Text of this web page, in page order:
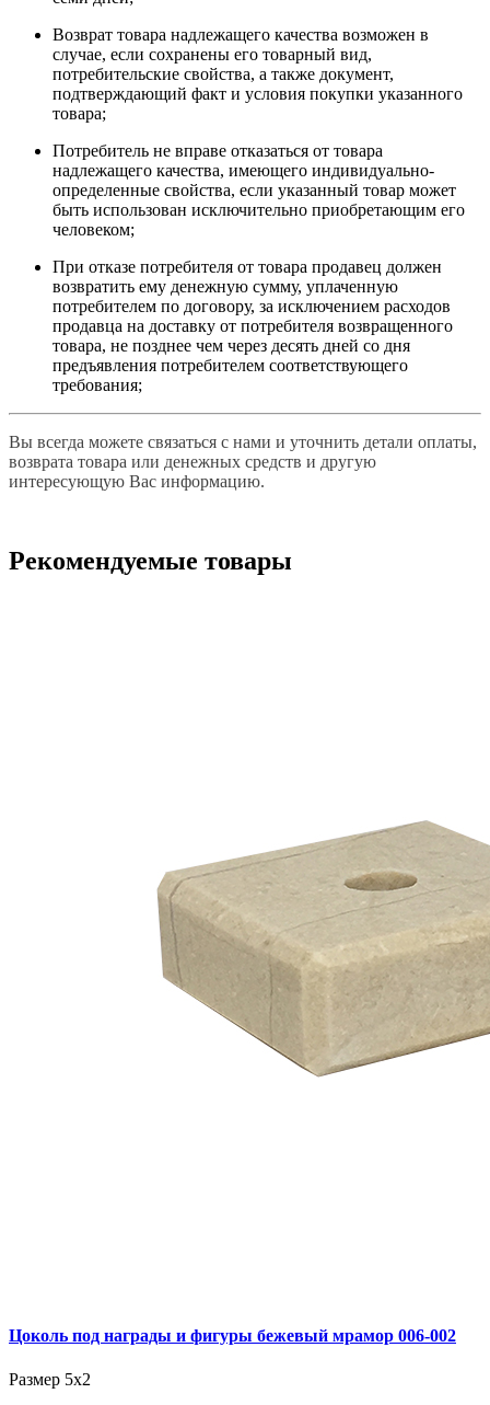
Возврат товара надлежащего качества возможен в
случае, если сохранены его товарный вид,
потребительские свойства, а также документ,
подтверждающий факт и условия покупки указанного
товара;
Потребитель не вправе отказаться от товара
надлежащего качества, имеющего индивидуально-
определенные свойства, если указанный товар может
быть использован исключительно приобретающим его
человеком;
При отказе потребителя от товара продавец должен
возвратить ему денежную сумму, уплаченную
потребителем по договору, за исключением расходов
продавца на доставку от потребителя возвращенного
товара, не позднее чем через десять дней со дня
предъявления потребителем соответствующего
требования;
Вы всегда можете связаться с нами и уточнить детали оплаты,
возврата товара или денежных средств и другую
интересующую Вас информацию.
Рекомендуемые товары
Цоколь под награды и фигуры бежевый мрамор 006‑002
Размер 5х2